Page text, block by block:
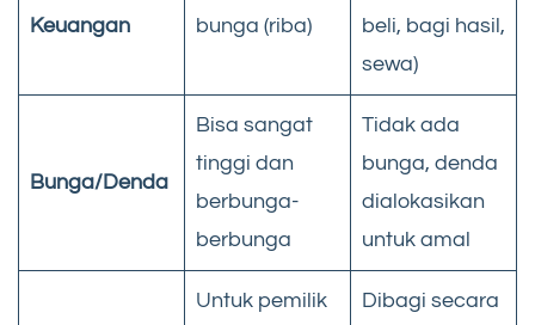
Keuangan
bunga (riba)
beli, bagi hasil,
sewa)
Bunga/Denda
Bisa sangat
tinggi dan
berbunga-
berbunga
Tidak ada
bunga, denda
dialokasikan
untuk amal
Untuk pemilik
Dibagi secara